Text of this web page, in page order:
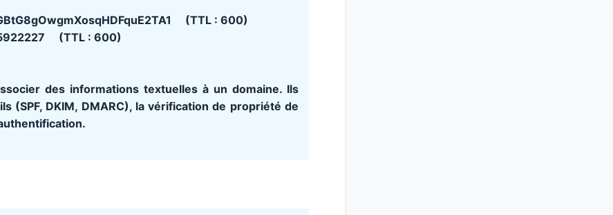
(TTL : 600)
(TTL : 600)
des informations textuelles à un domaine. Ils
(SPF, DKIM, DMARC), la vérification de propriété de